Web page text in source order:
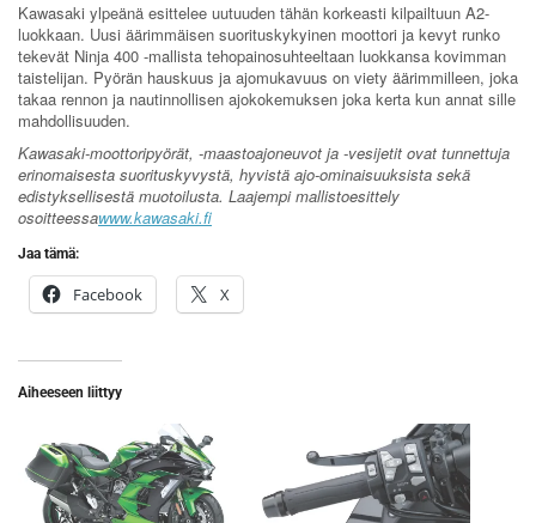
Kawasaki ylpeänä esittelee uutuuden tähän korkeasti kilpailtuun A2-
luokkaan. Uusi äärimmäisen suorituskykyinen moottori ja kevyt runko
tekevät Ninja 400 -mallista tehopainosuhteeltaan luokkansa kovimman
taistelijan. Pyörän hauskuus ja ajomukavuus on viety äärimmilleen, joka
takaa rennon ja nautinnollisen ajokokemuksen joka kerta kun annat sille
mahdollisuuden.
Kawasaki-moottoripyörät, -maastoajoneuvot ja -vesijetit ovat tunnettuja
erinomaisesta suorituskyvystä, hyvistä ajo-ominaisuuksista sekä
edistyksellisestä muotoilusta. Laajempi mallistoesittely
osoitteessawww.kawasaki.fi
Jaa tämä:
Facebook X
Aiheeseen liittyy